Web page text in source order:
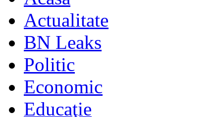
Actualitate
BN Leaks
Politic
Economic
Educaţie